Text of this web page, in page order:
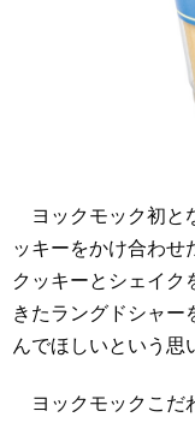
ヨックモック初と
ッキーをかけ合わせ
クッキーとシェイク
きたラングドシャー
んでほしいという思
ヨックモックこだ